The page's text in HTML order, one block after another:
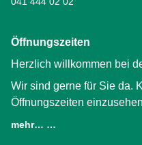
Öffnungszeiten
Herzlich willkommen bei
Wir sind gerne für Sie da.
Öffnungszeiten
mehr… …